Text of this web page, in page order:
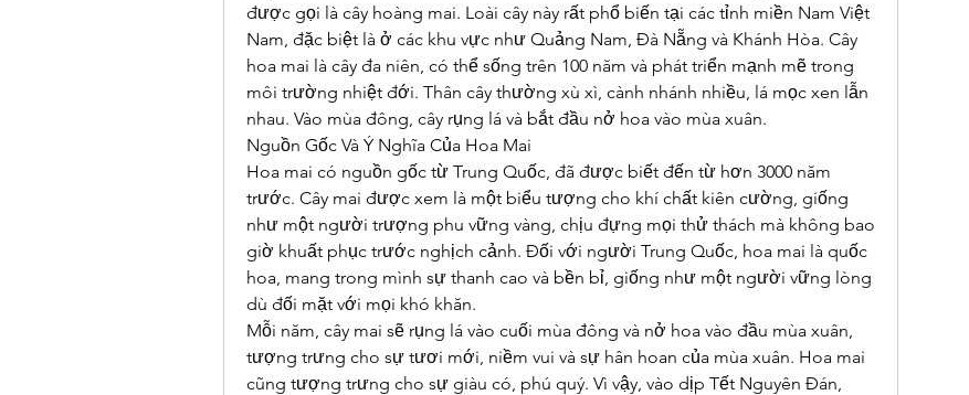
được gọi là cây hoàng mai. Loài cây này rất phổ biến tại các tỉnh miền Nam Việt
Nam, đặc biệt là ở các khu vực như Quảng Nam, Đà Nẵng và Khánh Hòa. Cây
hoa mai là cây đa niên, có thể sống trên 100 năm và phát triển mạnh mẽ trong
môi trường nhiệt đới. Thân cây thường xù xì, cành nhánh nhiều, lá mọc xen lẫn
nhau. Vào mùa đông, cây rụng lá và bắt đầu nở hoa vào mùa xuân.
Nguồn Gốc Và Ý Nghĩa Của Hoa Mai
Hoa mai có nguồn gốc từ Trung Quốc, đã được biết đến từ hơn 3000 năm
trước. Cây mai được xem là một biểu tượng cho khí chất kiên cường, giống
như một người trượng phu vững vàng, chịu đựng mọi thử thách mà không bao
giờ khuất phục trước nghịch cảnh. Đối với người Trung Quốc, hoa mai là quốc
hoa, mang trong mình sự thanh cao và bền bỉ, giống như một người vững lòng
dù đối mặt với mọi khó khăn.
Mỗi năm, cây mai sẽ rụng lá vào cuối mùa đông và nở hoa vào đầu mùa xuân,
tượng trưng cho sự tươi mới, niềm vui và sự hân hoan của mùa xuân. Hoa mai
cũng tượng trưng cho sự giàu có, phú quý. Vì vậy, vào dịp Tết Nguyên Đán,